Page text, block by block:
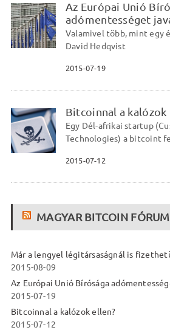
Az Európai Unió
adómentességet
Valamivel több, mint egy
David Hedqvist
2015-07-19
Bitcoinnal a kalózok
Egy Dél-afrikai startup
Technologies) a bitcoint
2015-07-12
MAGYAR BITCOIN FÓRUM
Már a lengyel légitársaságnál is
2015-08-09
Az Európai Unió Bírósága
2015-07-19
Bitcoinnal a kalózok ellen?
2015-07-12